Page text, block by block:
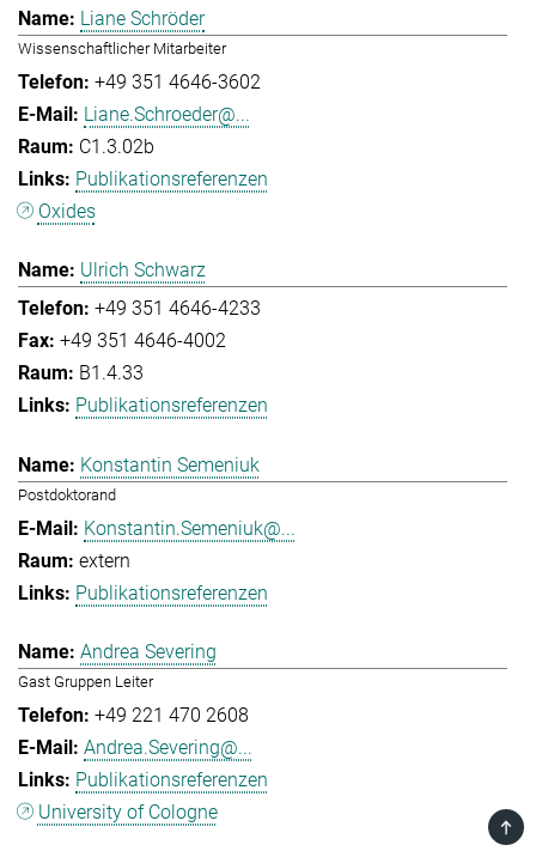
Liane Schröder
Wissenschaftlicher Mitarbeiter
+49 351 4646-3602
Liane.Schroeder@...
C1.3.02b
Publikationsreferenzen
Oxides
Ulrich Schwarz
+49 351 4646-4233
+49 351 4646-4002
B1.4.33
Publikationsreferenzen
Konstantin Semeniuk
Postdoktorand
Konstantin.Semeniuk@...
extern
Publikationsreferenzen
Andrea Severing
Gast Gruppen Leiter
+49 221 470 2608
Andrea.Severing@...
Publikationsreferenzen
University of Cologne
TOP